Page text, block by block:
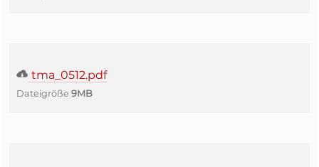
tma_0512.pdf
Dateigröße 9MB